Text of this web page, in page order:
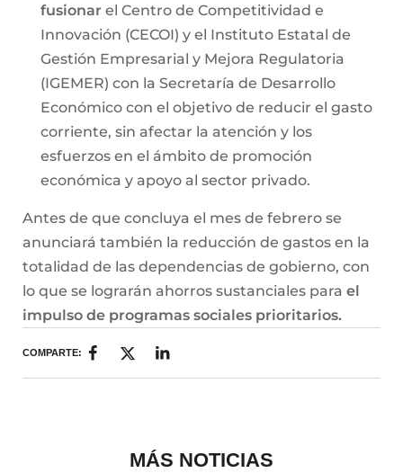
fusionar el Centro de Competitividad e
Innovación (CECOI) y el Instituto Estatal de
Gestión Empresarial y Mejora Regulatoria
(IGEMER) con la Secretaría de Desarrollo
Económico con el objetivo de reducir el gasto
corriente, sin afectar la atención y los
esfuerzos en el ámbito de promoción
económica y apoyo al sector privado.
Antes de que concluya el mes de febrero se
anunciará también la reducción de gastos en la
totalidad de las dependencias de gobierno, con
lo que se lograrán ahorros sustanciales para el
impulso de programas sociales prioritarios.
COMPARTE:
MÁS NOTICIAS